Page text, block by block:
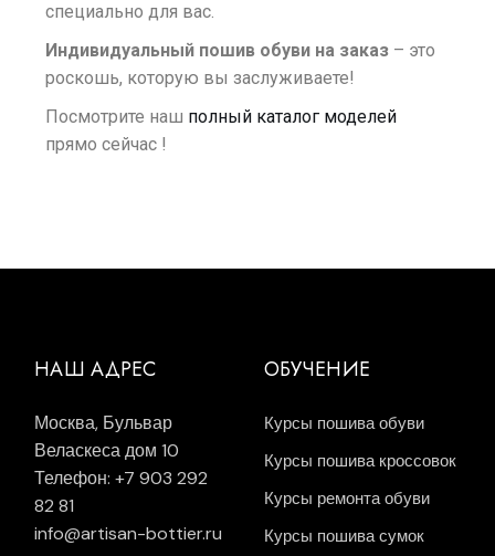
специально для вас.
Индивидуальный пошив обуви на заказ – это
роскошь, которую вы заслуживаете!
Посмотрите наш полный каталог моделей
прямо сейчас !
НАШ АДРЕС
Москва, Бульвар
Веласкеса дом 10
Телефон: +7 903 292
82 81
info@artisan-bottier.ru
ОБУЧЕНИЕ
Курсы пошива обуви
Курсы пошива кроссовок
Курсы ремонта обуви
Курсы пошива сумок